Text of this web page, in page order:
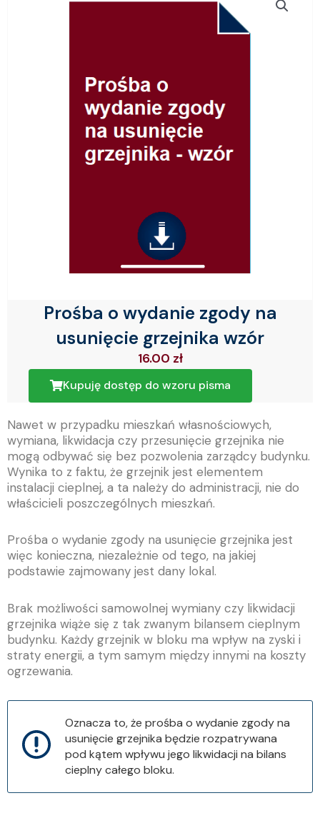
Prośba o wydanie zgody na
usunięcie grzejnika wzór
16.00 zł
Kupuję dostęp do wzoru pisma
Nawet w przypadku mieszkań własnościowych,
wymiana, likwidacja czy przesunięcie grzejnika nie
mogą odbywać się bez pozwolenia zarządcy budynku.
Wynika to z faktu, że grzejnik jest elementem
instalacji cieplnej, a ta należy do administracji, nie do
właścicieli poszczególnych mieszkań.
Prośba o wydanie zgody na usunięcie grzejnika jest
więc konieczna, niezależnie od tego, na jakiej
podstawie zajmowany jest dany lokal.
Brak możliwości samowolnej wymiany czy likwidacji
grzejnika wiąże się z tak zwanym bilansem cieplnym
budynku. Każdy grzejnik w bloku ma wpływ na zyski i
straty energii, a tym samym między innymi na koszty
ogrzewania.
Oznacza to, że prośba o wydanie zgody na
usunięcie grzejnika będzie rozpatrywana
pod kątem wpływu jego likwidacji na bilans
cieplny całego bloku.